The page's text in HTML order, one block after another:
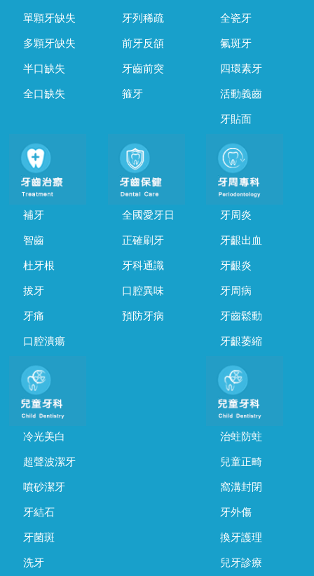
單顆牙缺失
多顆牙缺失
半口缺失
全口缺失
牙列稀疏
前牙反頜
牙齒前突
箍牙
全瓷牙
氟斑牙
四環素牙
活動義齒
牙貼面
補牙
智齒
杜牙根
拔牙
牙痛
口腔潰瘍
全國愛牙日
正確刷牙
牙科通識
口腔異味
預防牙病
牙周炎
牙齦出血
牙齦炎
牙周病
牙齒鬆動
牙齦萎縮
冷光美白
超聲波潔牙
噴砂潔牙
牙結石
牙菌斑
洗牙
治蛀防蛀
兒童正畸
窩溝封閉
牙外傷
換牙護理
兒牙診療